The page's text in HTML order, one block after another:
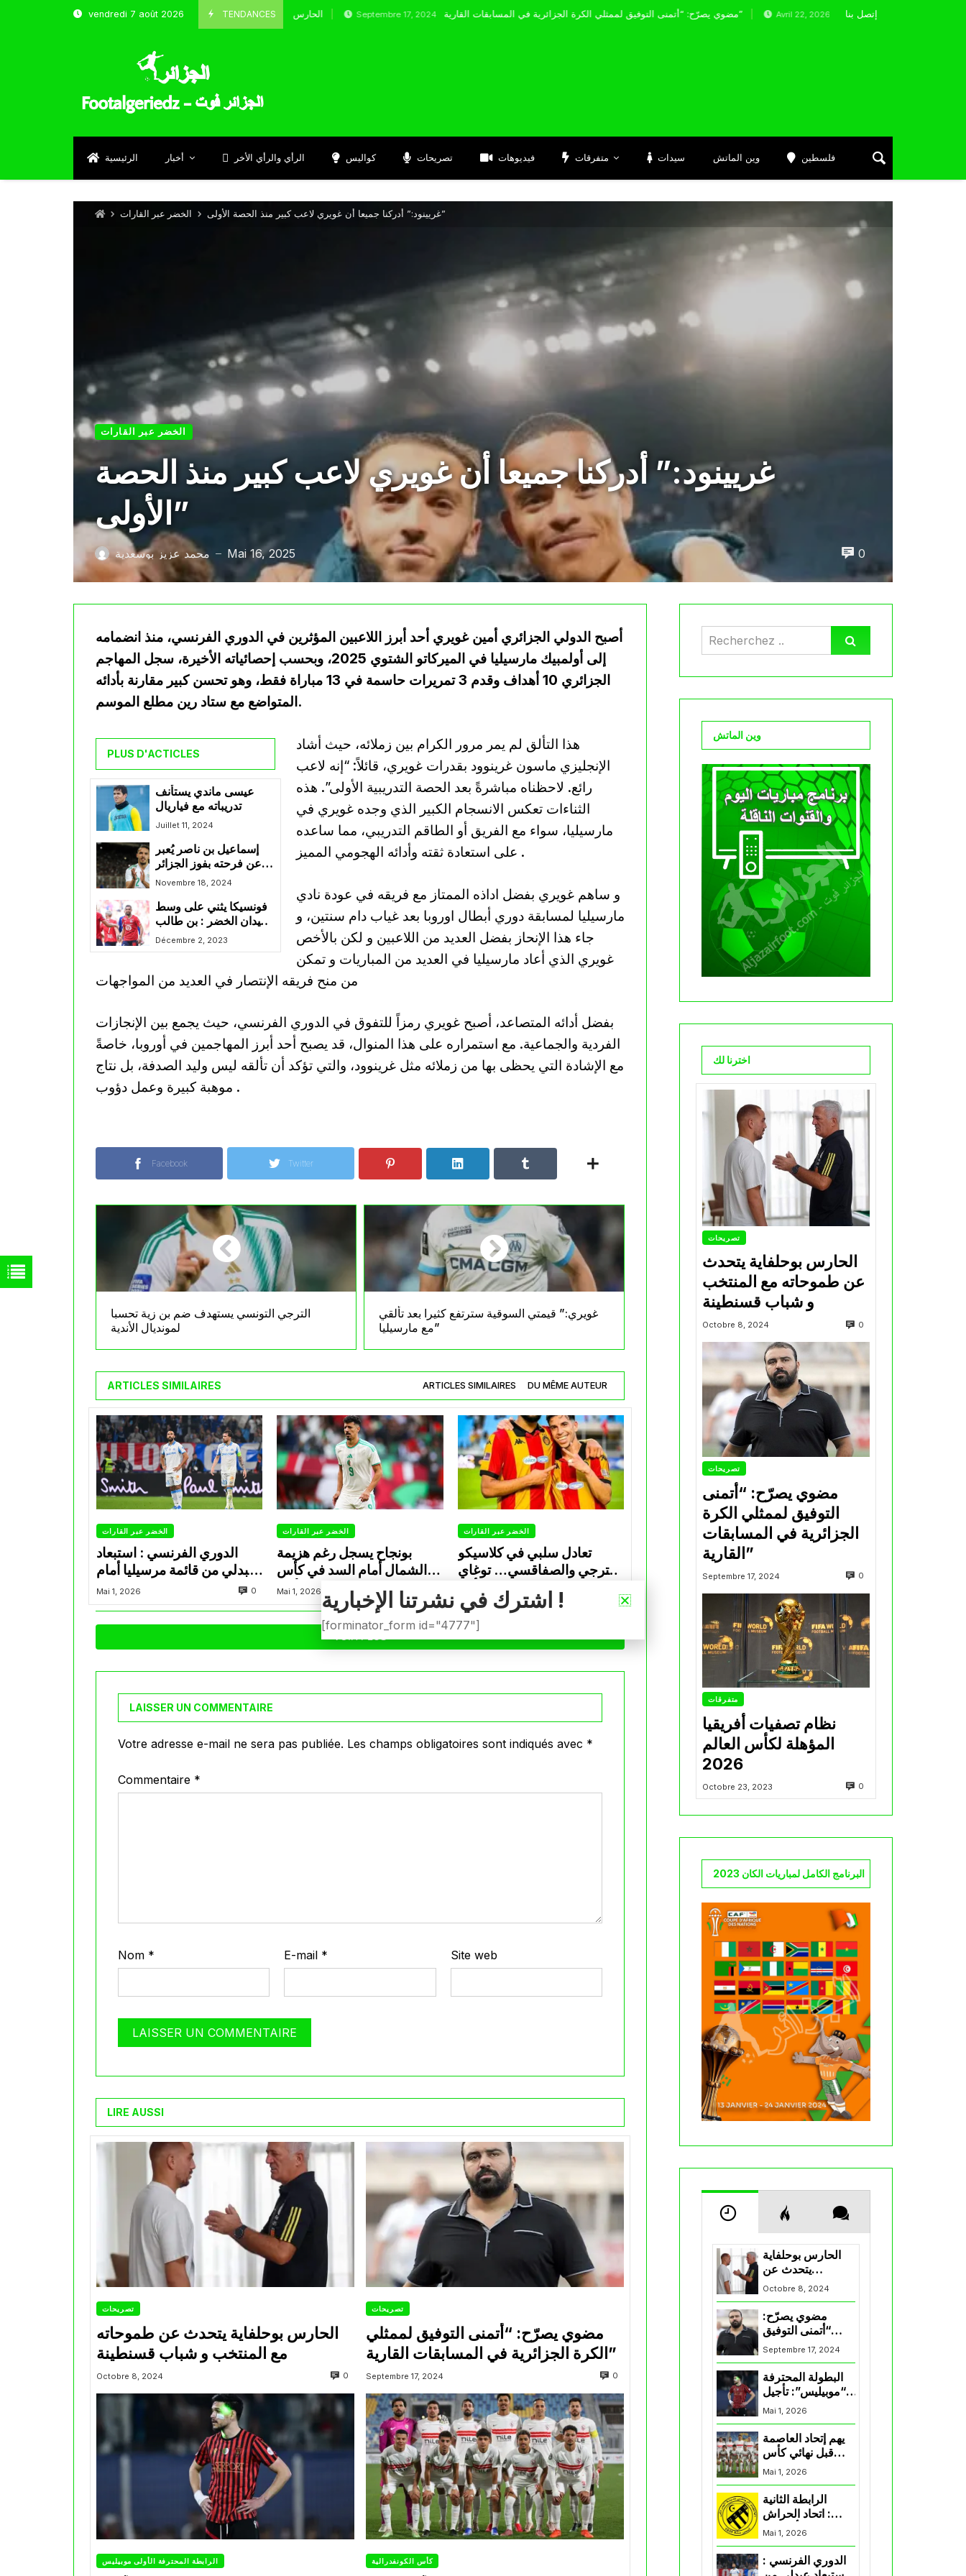
vendredi 7 août 2026 TENDANCES
الحارس بوحلفاية يتحدث عن طموحاته مع المنتخب و شباب قسنطينة Septembre 17, 2024 مضوي يصرّح: “أتمنى التوفيق لممثلي الكرة الجزائرية في المسابقات القارية” Avril 22, 2026 .. هذا هو تاريخ محرز مع المباريات النهائية
إتصل بنا
الرئيسية أخبار الرأي والرأي الأخر كواليس تصريحات فيديوهات متفرقات سيدات وين الماتش فلسطين
الخضر عبر القارات غريينود:” أدركنا جميعا أن غويري لاعب كبير منذ الحصة الأولى”
الخضر عبر القارات
غريينود:” أدركنا جميعا أن غويري لاعب كبير منذ الحصة
الأولى”
محمد عزيز بوسعدية — Mai 16, 2025 0
أصبح الدولي الجزائري أمين غويري أحد أبرز اللاعبين المؤثرين في الدوري الفرنسي، منذ انضمامه
إلى أولمبيك مارسيليا في الميركاتو الشتوي 2025، وبحسب إحصائياته الأخيرة، سجل المهاجم
الجزائري 10 أهداف وقدم 3 تمريرات حاسمة في 13 مباراة فقط، وهو تحسن كبير مقارنة بأدائه
المتواضع مع ستاد رين مطلع الموسم.
PLUS D'ACTICLES
عيسى ماندي يستأنف
تدريباته مع فياريال
Juillet 11, 2024
إسماعيل بن ناصر يُعبر
عن فرحته بفوز الجزائر
على ليبيريا
Novembre 18, 2024
فونسيكا يثني على وسط
ميدان الخضر : بن طالب
قدوة للجميع في ليل
Décembre 2, 2023
هذا التألق لم يمر مرور الكرام بين زملائه، حيث أشاد
الإنجليزي ماسون غرينوود بقدرات غويري، قائلاً: “إنه لاعب
رائع. لاحظناه مباشرةً بعد الحصة التدريبية الأولى”. هذه
الثناءات تعكس الانسجام الكبير الذي وجده غويري في
مارسيليا، سواء مع الفريق أو الطاقم التدريبي، مما ساعده
على استعادة ثقته وأدائه الهجومي المميز .
و ساهم غويري بفضل اداذه الممتاز مع فريقه في عودة نادي
مارسيليا لمسابقة دوري أبطال اوروبا بعد غياب دام سنتين، و
جاء هذا الإنحاز بفضل العديد من اللاعبين و لكن بالأخص
غويري الذي أعاد مارسيليا في العديد من المباريات و تمكن
من منح فريقه الإنتصار في العديد من المواجهات
بفضل أدائه المتصاعد، أصبح غويري رمزاً للتفوق في الدوري الفرنسي، حيث يجمع بين الإنجازات
الفردية والجماعية. مع استمراره على هذا المنوال، قد يصبح أحد أبرز المهاجمين في أوروبا، خاصةً
مع الإشادة التي يحظى بها من زملائه مثل غرينوود، والتي تؤكد أن تألقه ليس وليد الصدفة، بل نتاج
موهبة كبيرة وعمل دؤوب .
Facebook Twitter
الترجي التونسي يستهدف ضم بن زية تحسبا
لمونديال الأندية
غويري:” قيمتي السوقية سترتفع كثيرا بعد تألقي
مع مارسيليا”
ARTICLES SIMILAIRES ARTICLES SIMILAIRES DU MÊME AUTEUR
الخضر عبر القارات
الدوري الفرنسي : استبعاد
عبدلي من قائمة مرسيليا أمام
نانت
Mai 1, 2026 0
الخضر عبر القارات
بونجاح يسجل رغم هزيمة
الشمال أمام السد في كأس
الأمير
Mai 1, 2026
الخضر عبر القارات
تعادل سلبي في كلاسيكو
الترجي والصفاقسي… توغاي
يهدر ركلة جزاء وبوعالية يتألق
Avril 30, 2026
LAISSER UN COMMENTAIRE
Votre adresse e-mail ne sera pas publiée. Les champs obligatoires sont indiqués avec *
Commentaire *
Nom * E-mail * Site web
LIRE AUSSI
تصريحات
الحارس بوحلفاية يتحدث عن طموحاته
مع المنتخب و شباب قسنطينة
Octobre 8, 2024 0
تصريحات
مضوي يصرّح: “أتمنى التوفيق لممثلي
الكرة الجزائرية في المسابقات القارية”
Septembre 17, 2024 0
الرابطة المحترفة الأولى موبيليس كأس الكونفدرالية
وين الماتش
اخترنا لك
تصريحات
الحارس بوحلفاية يتحدث
عن طموحاته مع المنتخب
و شباب قسنطينة
Octobre 8, 2024 0
تصريحات
مضوي يصرّح: “أتمنى
التوفيق لممثلي الكرة
الجزائرية في المسابقات
القارية”
Septembre 17, 2024 0
متفرقات
نظام تصفيات أفريقيا
المؤهلة لكأس العالم
2026
Octobre 23, 2023 0
البرنامج الكامل لمباريات الكان 2023
الحارس بوحلفاية
يتحدث عن
طموحاته مع
المنتخب و شباب
قسنطينة
Octobre 8, 2024
مضوي يصرّح:
“أتمنى التوفيق
لممثلي الكرة
الجزائرية في
Septembre 17, 2024
البطولة المحترفة
“موبيليس”: تأجيل
مباراة إتحاد
العاصمة وأتلتيك
بارادو
Mai 1, 2026
يهم إتحاد العاصمة
قبل نهائي كأس
اكاف : الزمالك
يسقط بثلاثية أمام
Mai 1, 2026
الرابطة الثانية
: اتحاد الحراش
يحسم التأهل إلى
“البلاي أوف”
Mai 1, 2026
الدوري الفرنسي :
اشترك في نشرتنا الإخبارية !
[forminator_form id="4777"]